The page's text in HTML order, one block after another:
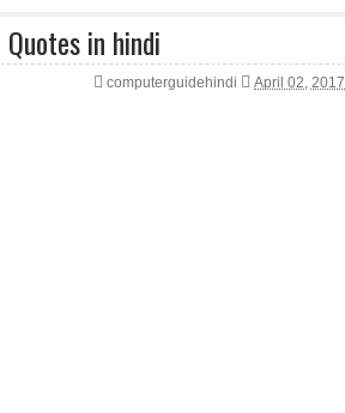
in hindi
computerguidehindi April 02, 2017